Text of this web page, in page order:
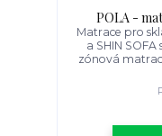
POLA -
Matrace pro
a SHIN
zónová